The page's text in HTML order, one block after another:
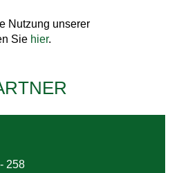
Nutzung unserer
Sie hier.
258